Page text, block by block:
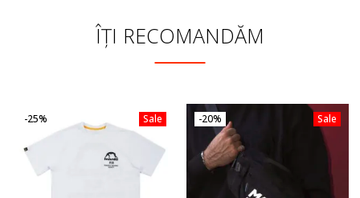
ÎȚI RECOMANDĂM
Sale
-25% Sale
-20%